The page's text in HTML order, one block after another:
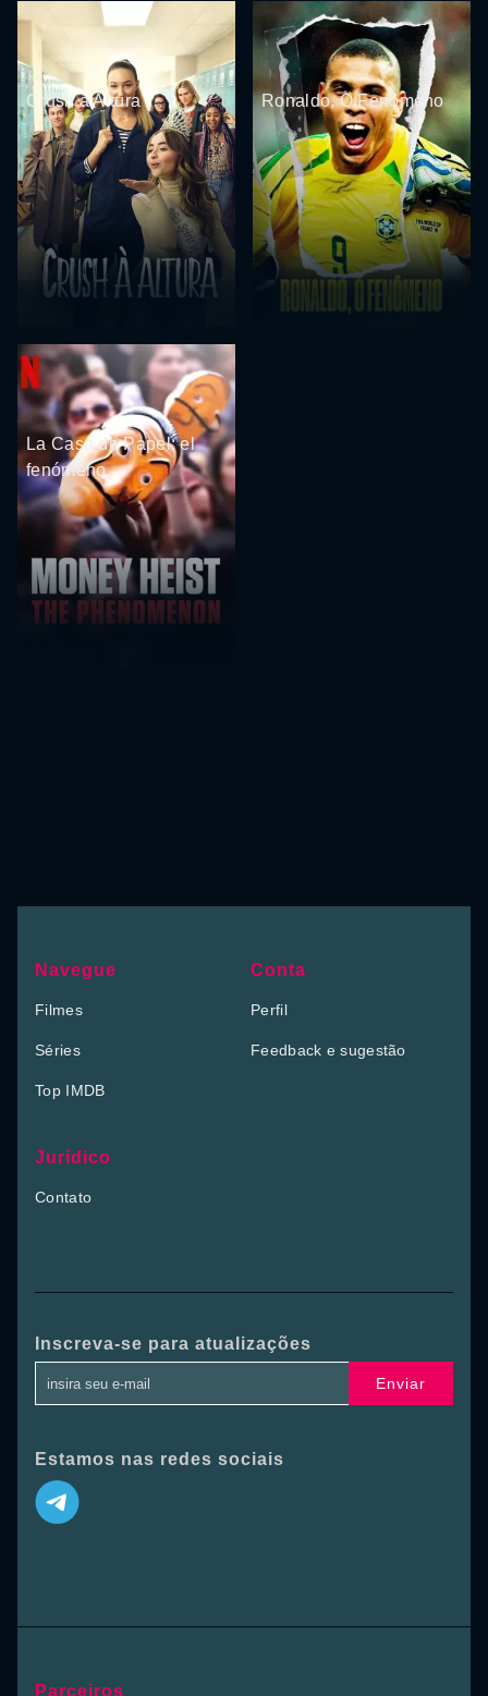
Crush à Altura Ronaldo, O Fenômeno
La Casa de Papel: el
fenómeno
Navegue
Filmes
Séries
Top IMDB
Conta
Perfil
Feedback e sugestão
Jurídico
Contato
Inscreva-se para atualizações
Enviar
Estamos nas redes sociais
Parceiros